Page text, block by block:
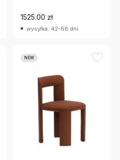
1525.00 zł
wysyłka: 42-68 dni
NEW